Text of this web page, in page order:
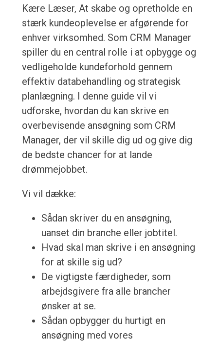
Kære Læser, At skabe og opretholde en
stærk kundeoplevelse er afgørende for
enhver virksomhed. Som CRM Manager
spiller du en central rolle i at opbygge og
vedligeholde kundeforhold gennem
effektiv databehandling og strategisk
planlægning. I denne guide vil vi
udforske, hvordan du kan skrive en
overbevisende ansøgning som CRM
Manager, der vil skille dig ud og give dig
de bedste chancer for at lande
drømmejobbet.
Vi vil dække:
Sådan skriver du en ansøgning,
uanset din branche eller jobtitel.
Hvad skal man skrive i en ansøgning
for at skille sig ud?
De vigtigste færdigheder, som
arbejdsgivere fra alle brancher
ønsker at se.
Sådan opbygger du hurtigt en
ansøgning med vores